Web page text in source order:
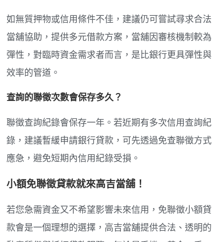
如無質押物或信用條件不佳，建議仍可嘗試尋求合法
當舖協助，提供多元借款方案，當舖因審核機制較為
彈性，對臨時資金需求者而言，是比銀行更具彈性與
效率的管道。
查詢的聯徵次數會保存多久？
聯徵查詢紀錄會保存一年。若近期有多次信用查詢紀
錄，建議暫緩申請銀行貸款，可先透過免查聯徵方式
應急，避免短期內信用紀錄受損。
小額免聯徵貸款就來高吉當舖！
若您急需資金又不希望影響未來信用，免聯徵小額貸
款會是一個理想的選擇，高吉當舖提供合法、透明的